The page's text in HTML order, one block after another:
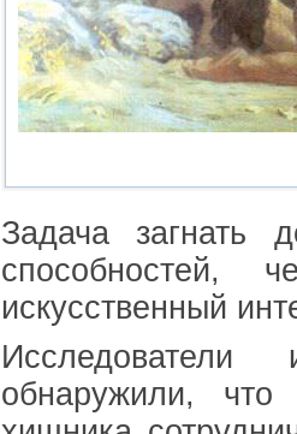
Задача загнать
способностей,
искусственный
Исследователи
обнаружили,